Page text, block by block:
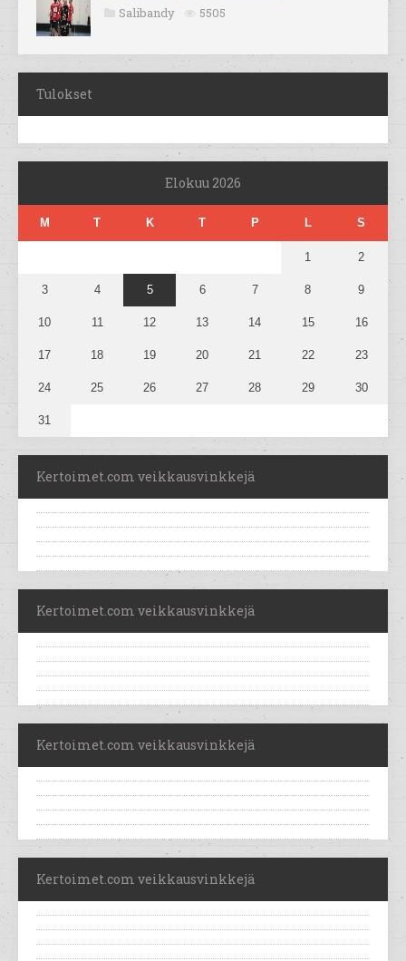
Salibandy 5505
Tulokset
Elokuu 2026
M T K T P L S
1 2
3 4 5 6 7 8 9
10 11 12 13 14 15 16
17 18 19 20 21 22 23
24 25 26 27 28 29 30
31
Kertoimet.com veikkausvinkkejä
Kertoimet.com veikkausvinkkejä
Kertoimet.com veikkausvinkkejä
Kertoimet.com veikkausvinkkejä